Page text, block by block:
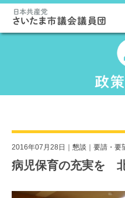
2016年07月28日｜ 懇談 要請・要
病児保育の充実を